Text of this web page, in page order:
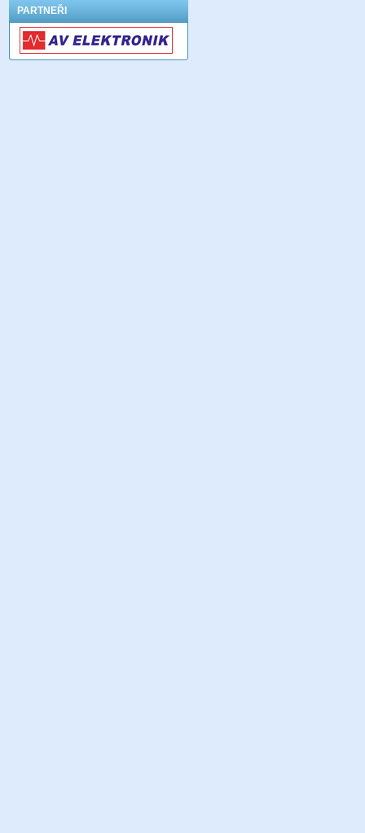
PARTNEŘI